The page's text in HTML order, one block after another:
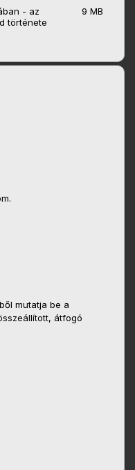
- az
története
9 MB
mutatja be a
átfogó